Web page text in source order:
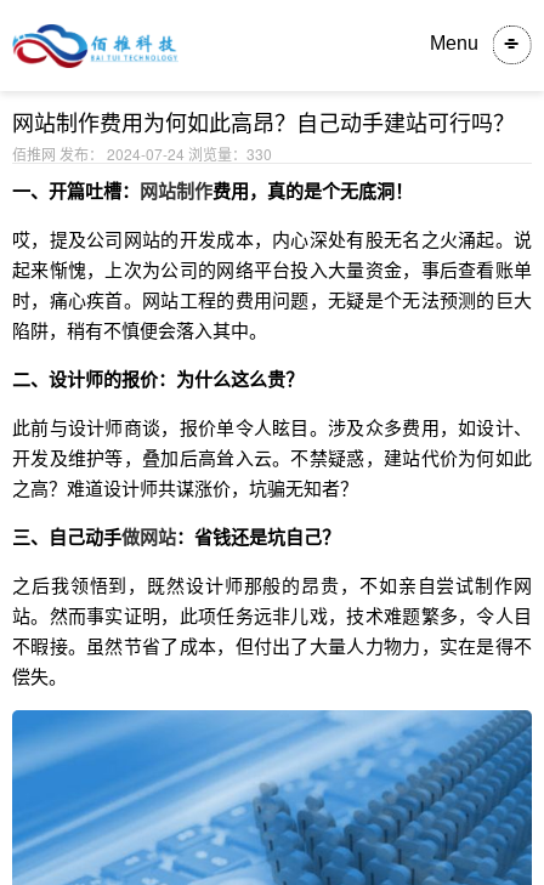
Menu
网站制作费用为何如此高昂？自己动手建站可行吗？
佰推网 发布： 2024-07-24 浏览量：330
一、开篇吐槽：
网站制作费用，真的是个无底洞！
哎，提及公司网站的开发成本，内心深处有股无名之火涌起。说
起来惭愧，上次为公司的网络平台投入大量资金，事后查看账单
时，痛心疾首。网站工程的费用问题，无疑是个无法预测的巨大
陷阱，稍有不慎便会落入其中。
二、设计师的报价：为什么这么贵？
此前与设计师商谈，报价单令人眩目。涉及众多费用，如设计、
开发及维护等，叠加后高耸入云。不禁疑惑，建站代价为何如此
之高？难道设计师共谋涨价，坑骗无知者？
三、自己动手做网站：省钱还是坑自己？
之后我领悟到，既然设计师那般的昂贵，不如亲自尝试制作网
站。然而事实证明，此项任务远非儿戏，技术难题繁多，令人目
不暇接。虽然节省了成本，但付出了大量人力物力，实在是得不
偿失。